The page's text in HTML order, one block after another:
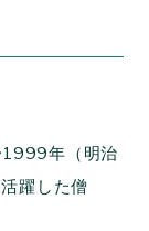
1999年（明治
躍した僧